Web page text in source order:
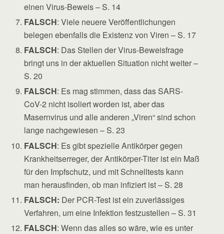
einen Virus-Beweis – S. 14
FALSCH: Viele neuere Veröffentlichungen
belegen ebenfalls die Existenz von Viren – S. 17
FALSCH: Das Stellen der Virus-Beweisfrage
bringt uns in der aktuellen Situation nicht weiter –
S. 20
FALSCH: Es mag stimmen, dass das SARS-
CoV-2 nicht isoliert worden ist, aber das
Masernvirus und alle anderen „Viren“ sind schon
lange nachgewiesen – S. 23
FALSCH: Es gibt spezielle Antikörper gegen
Krankheitserreger, der Antikörper-Titer ist ein Maß
für den Impfschutz, und mit Schnelltests kann
man herausfinden, ob man infiziert ist – S. 28
FALSCH: Der PCR-Test ist ein zuverlässiges
Verfahren, um eine Infektion festzustellen – S. 31
FALSCH: Wenn das alles so wäre, wie es unter